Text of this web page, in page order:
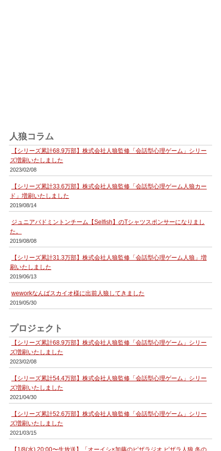
人狼コラム
【シリーズ累計68.9万部】株式会社人狼監修「会話型心理ゲーム」シリー
ズ増刷いたしました
2023/02/08
【シリーズ累計33.6万部】株式会社人狼監修「会話型心理ゲーム人狼カー
ド」増刷いたしました
2019/08/14
ジュニアバドミントンチーム【Selfish】のTシャツスポンサーになりまし
た。
2019/08/08
【シリーズ累計31.3万部】株式会社人狼監修「会話型心理ゲーム人狼」増
刷いたしました
2019/06/13
weworkなんばスカイオ様に出前人狼してきました
2019/05/30
プロジェクト
【シリーズ累計68.9万部】株式会社人狼監修「会話型心理ゲーム」シリー
ズ増刷いたしました
2023/02/08
【シリーズ累計54.4万部】株式会社人狼監修「会話型心理ゲーム」シリー
ズ増刷いたしました
2021/04/30
【シリーズ累計52.6万部】株式会社人狼監修「会話型心理ゲーム」シリー
ズ増刷いたしました
2021/03/15
【1/8(水) 20:00〜生放送】「オーイシ×加藤のピザラジオ ピザラ人狼 冬の